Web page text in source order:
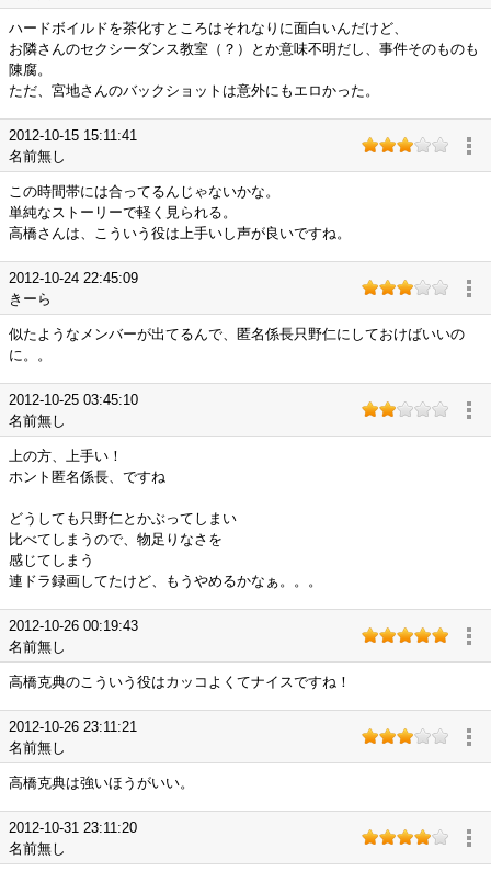
ハードボイルドを茶化すところはそれなりに面白いんだけど、
お隣さんのセクシーダンス教室（？）とか意味不明だし、事件そのものも
陳腐。
ただ、宮地さんのバックショットは意外にもエロかった。
2012-10-15 15:11:41
名前無し
この時間帯には合ってるんじゃないかな。
単純なストーリーで軽く見られる。
高橋さんは、こういう役は上手いし声が良いですね。
2012-10-24 22:45:09
きーら
似たようなメンバーが出てるんで、匿名係長只野仁にしておけばいいの
に。。
2012-10-25 03:45:10
名前無し
上の方、上手い！
ホント匿名係長、ですね
どうしても只野仁とかぶってしまい
比べてしまうので、物足りなさを
感じてしまう
連ドラ録画してたけど、もうやめるかなぁ。。。
2012-10-26 00:19:43
名前無し
高橋克典のこういう役はカッコよくてナイスですね！
2012-10-26 23:11:21
名前無し
高橋克典は強いほうがいい。
2012-10-31 23:11:20
名前無し